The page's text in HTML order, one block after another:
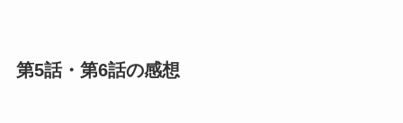
第5話・第6話の感想